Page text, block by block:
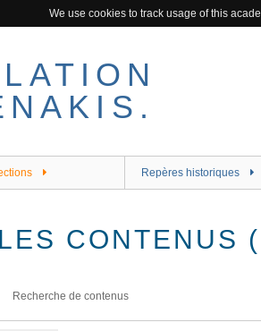
We use cookies to track usage of this
Repères historiques
CONTENUS
Recherche de contenus